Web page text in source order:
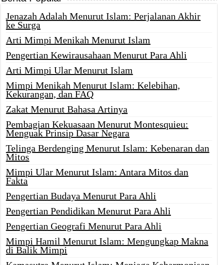
Jenazah Adalah Menurut Islam: Perjalanan Akhir
ke Surga
Arti Mimpi Menikah Menurut Islam
Pengertian Kewirausahaan Menurut Para Ahli
Arti Mimpi Ular Menurut Islam
Mimpi Menikah Menurut Islam: Kelebihan,
Kekurangan, dan FAQ
Zakat Menurut Bahasa Artinya
Pembagian Kekuasaan Menurut Montesquieu:
Menguak Prinsip Dasar Negara
Telinga Berdenging Menurut Islam: Kebenaran dan
Mitos
Mimpi Ular Menurut Islam: Antara Mitos dan
Fakta
Pengertian Budaya Menurut Para Ahli
Pengertian Pendidikan Menurut Para Ahli
Pengertian Geografi Menurut Para Ahli
Mimpi Hamil Menurut Islam: Mengungkap Makna
di Balik Mimpi